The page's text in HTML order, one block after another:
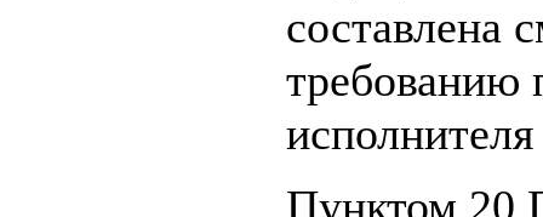
составлена
требованию
Пунктом 20